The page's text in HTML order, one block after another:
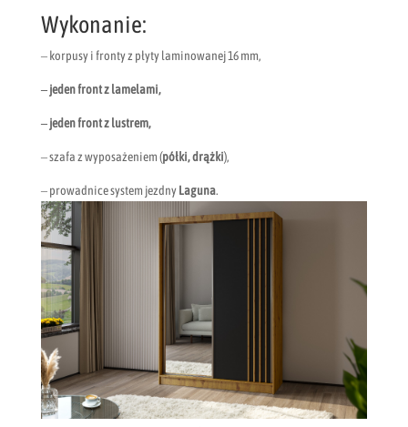
Wykonanie:
– korpusy i fronty z płyty laminowanej 16 mm,
– jeden front z lamelami,
– jeden front z lustrem,
– szafa z wyposażeniem (półki, drążki),
– prowadnice system jezdnyLaguna.